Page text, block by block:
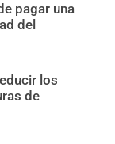
pagar una
del
los
de